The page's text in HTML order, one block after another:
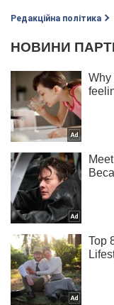
Редакційна політика